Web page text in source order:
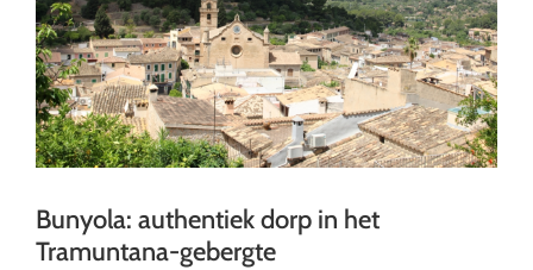
Bunyola: authentiek dorp in het
Tramuntana-gebergte